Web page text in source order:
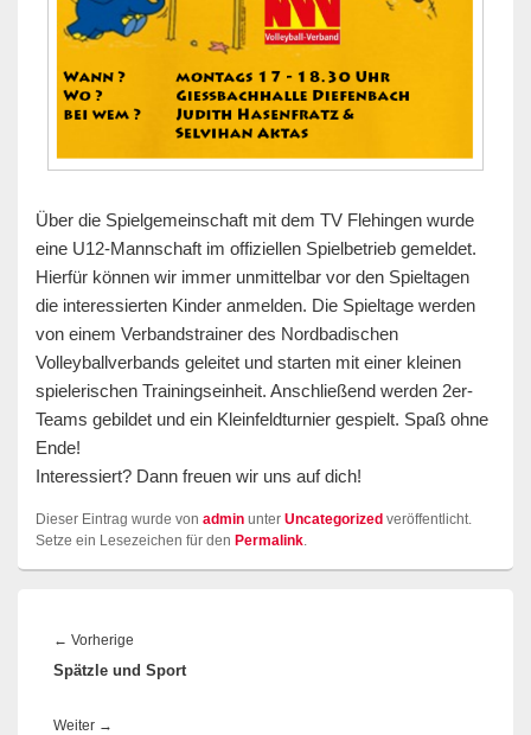
Über die Spielgemeinschaft mit dem TV Flehingen wurde
eine U12-Mannschaft im offiziellen Spielbetrieb gemeldet.
Hierfür können wir immer unmittelbar vor den Spieltagen
die interessierten Kinder anmelden. Die Spieltage werden
von einem Verbandstrainer des Nordbadischen
Volleyballverbands geleitet und starten mit einer kleinen
spielerischen Trainingseinheit. Anschließend werden 2er-
Teams gebildet und ein Kleinfeldturnier gespielt. Spaß ohne
Ende!
Interessiert? Dann freuen wir uns auf dich!
Dieser Eintrag wurde von admin unter Uncategorized veröffentlicht.
Setze ein Lesezeichen für den Permalink.
← Vorherige
Beitrag:
Spätzle und Sport
Weiter →